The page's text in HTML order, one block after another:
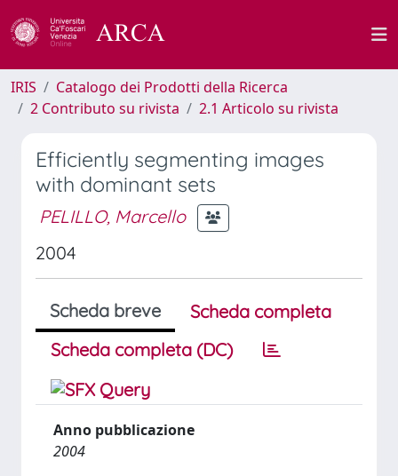
IRIS
Catalogo dei Prodotti della Ricerca
2 Contributo su rivista
2.1 Articolo su rivista
Efficiently segmenting images
with dominant sets
PELILLO, Marcello
2004
Scheda breve
Scheda completa
Scheda completa (DC)
Anno pubblicazione
2004